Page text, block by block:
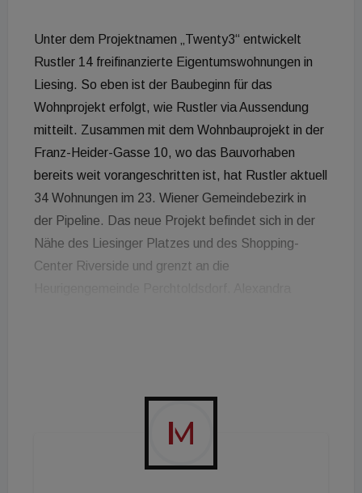
Unter dem Projektnamen „Twenty3“ entwickelt
Rustler 14 freifinanzierte Eigentumswohnungen in
Liesing. So eben ist der Baubeginn für das
Wohnprojekt erfolgt, wie Rustler via Aussendung
mitteilt. Zusammen mit dem Wohnbauprojekt in der
Franz-Heider-Gasse 10, wo das Bauvorhaben
bereits weit vorangeschritten ist, hat Rustler aktuell
34 Wohnungen im 23. Wiener Gemeindebezirk in
der Pipeline. Das neue Projekt befindet sich in der
Nähe des Liesinger Platzes und des Shopping-
Center Riverside und grenzt an die
Einzelhandelsangebot schafft zusammen mit
zahlreichen umliegenden Freizeit-Einrichtungen ein
ideales Umfeld für die künftigen Bewohner.“